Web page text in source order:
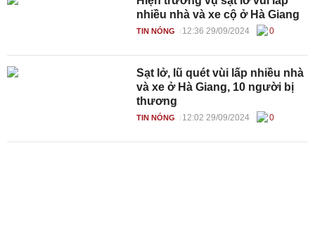
nhiều nhà và xe cộ ở Hà Giang
TIN NÓNG 12:36 29/09/2024 0
Sạt lở, lũ quét vùi lấp nhiều nhà
và xe ở Hà Giang, 10 người bị
thương
TIN NÓNG 12:02 29/09/2024 0